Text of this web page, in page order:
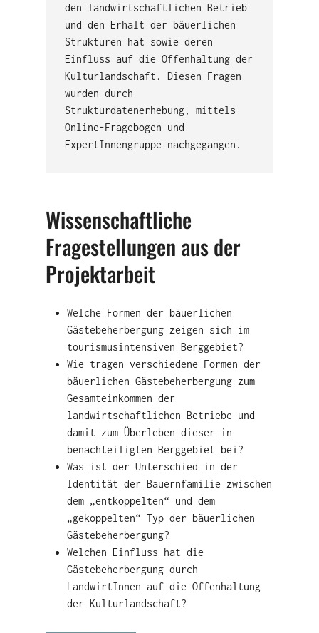
den landwirtschaftlichen Betrieb
und den Erhalt der bäuerlichen
Strukturen hat sowie deren
Einfluss auf die Offenhaltung der
Kulturlandschaft. Diesen Fragen
wurden durch
Strukturdatenerhebung, mittels
Online-Fragebogen und
ExpertInnengruppe nachgegangen.
Wissenschaftliche
Fragestellungen aus der
Projektarbeit
Welche Formen der bäuerlichen
Gästebeherbergung zeigen sich im
tourismusintensiven Berggebiet?
Wie tragen verschiedene Formen der
bäuerlichen Gästebeherbergung zum
Gesamteinkommen der
landwirtschaftlichen Betriebe und
damit zum Überleben dieser in
benachteiligten Berggebiet bei?
Was ist der Unterschied in der
Identität der Bauernfamilie zwischen
dem „entkoppelten“ und dem
„gekoppelten“ Typ der bäuerlichen
Gästebeherbergung?
Welchen Einfluss hat die
Gästebeherbergung durch
LandwirtInnen auf die Offenhaltung
der Kulturlandschaft?